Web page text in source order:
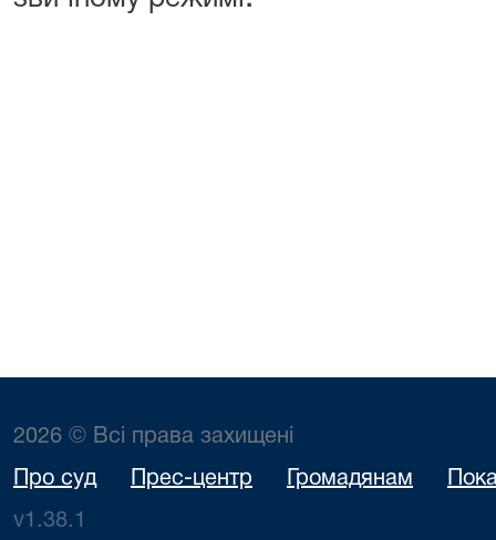
2026 © Всі права захищені
Про суд Прес-центр Громадянам
v1.38.1